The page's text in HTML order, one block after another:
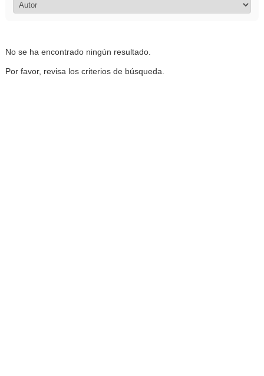
No se ha encontrado ningún resultado.
Por favor, revisa los criterios de búsqueda.